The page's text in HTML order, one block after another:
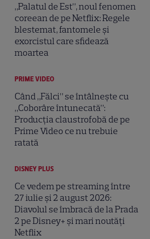
„Palatul de Est”, noul fenomen
coreean de pe Netflix: Regele
blestemat, fantomele și
exorcistul care sfidează
moartea
PRIME VIDEO
Când „Fălci” se întâlnește cu
„Coborâre întunecată”:
Producția claustrofobă de pe
Prime Video ce nu trebuie
ratată
DISNEY PLUS
Ce vedem pe streaming între
27 iulie și 2 august 2026:
Diavolul se îmbracă de la Prada
2 pe Disney+ și mari noutăți
Netflix